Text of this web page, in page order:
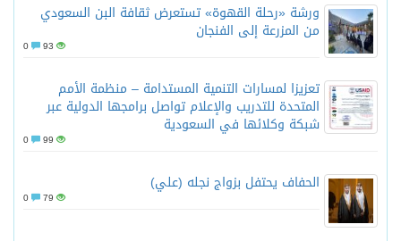
ورشة «رحلة القهوة» تستعرض ثقافة البن السعودي
من المزرعة إلى الفنجان
93
تعزيزا لمسارات التنمية المستدامة – منظمة الأمم
المتحدة للتدريب والإعلام تواصل برامجها الدولية عبر
شبكة وكلائها في السعودية
99
الحفاف يحتفل بزواج نجله (علي)
79